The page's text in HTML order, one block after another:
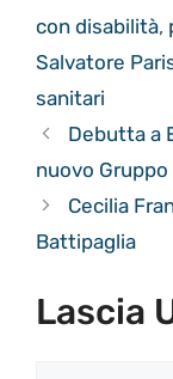
con disabilità,
Salvatore
sanitari
Debutta a
nuovo
Cecilia
Battipaglia
Lascia